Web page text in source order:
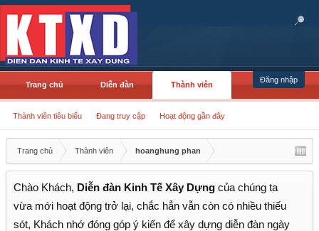
Đăng nhập
Trang chủ Diễn đàn Thành viên
Thành viên tiêu biểu Đang truy cập Hoạt động gần đây
Trang chủ Thành viên hoanghung phan
Chào Khách, Diễn đàn Kinh Tế Xây Dựng của chúng ta
vừa mới hoạt động trở lại, chắc hẳn vẫn còn có nhiều thiếu
sót, Khách nhớ đóng góp ý kiến để xây dựng diễn đàn ngày